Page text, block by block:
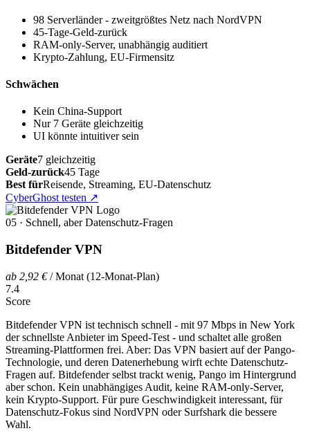
98 Serverländer - zweitgrößtes Netz nach NordVPN
45-Tage-Geld-zurück
RAM-only-Server, unabhängig auditiert
Krypto-Zahlung, EU-Firmensitz
Schwächen
Kein China-Support
Nur 7 Geräte gleichzeitig
UI könnte intuitiver sein
Geräte7 gleichzeitig
Geld-zurück45 Tage
Best fürReisende, Streaming, EU-Datenschutz
CyberGhost testen ↗
05 · Schnell, aber Datenschutz-Fragen
Bitdefender VPN
ab 2,92 €/ Monat (12-Monat-Plan)
7.4
Score
Bitdefender VPN ist technisch schnell - mit 97 Mbps in New York
der schnellste Anbieter im Speed-Test - und schaltet alle großen
Streaming-Plattformen frei. Aber: Das VPN basiert auf der Pango-
Technologie, und deren Datenerhebung wirft echte Datenschutz-
Fragen auf. Bitdefender selbst trackt wenig, Pango im Hintergrund
aber schon. Kein unabhängiges Audit, keine RAM-only-Server,
kein Krypto-Support. Für pure Geschwindigkeit interessant, für
Datenschutz-Fokus sind NordVPN oder Surfshark die bessere
Wahl.